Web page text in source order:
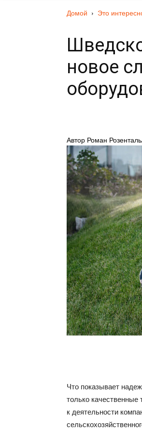
Домой Это
новое
Автор Роман Розенталь
Что показывает
только качественные
к деятельности